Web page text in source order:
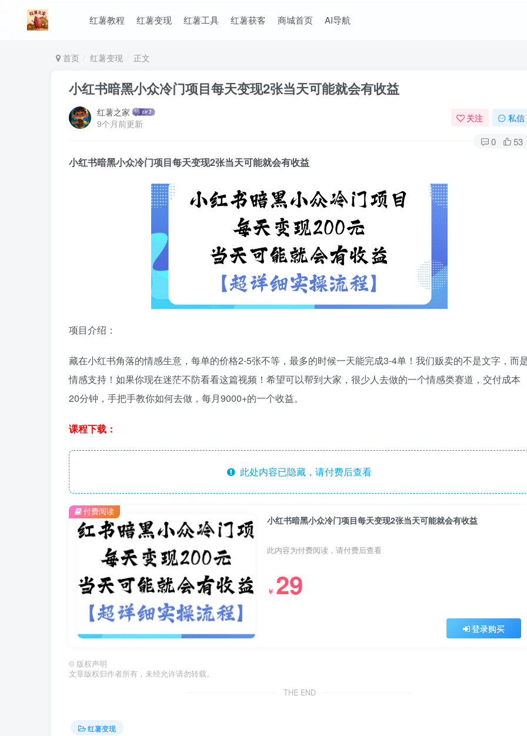
红薯教程 红薯变现 红薯工具 红薯获客 商城首页 AI导航
首页 红薯变现 正文
小红书暗黑小众冷门项目每天变现2张当天可能就会有收益
红薯之家
9个月前更新
关注 私信
0 53
小红书暗黑小众冷门项目每天变现2张当天可能就会有收益
项目介绍：
藏在小红书角落的情感生意，每单的价格2-5张不等，最多的时候一天能完成3-4单！我们贩卖的不是文字，而
情感支持！如果你现在迷茫不防看看这篇视频！希望可以帮到大家，很少人去做的一个情感类赛道，交付成本
20分钟，手把手教你如何去做，每月9000+的一个收益。
课程下载：
此处内容已隐藏，请付费后查看
小红书暗黑小众冷门项目每天变现2张当天可能就会有收益
此内容为付费阅读，请付费后查看
￥ 29
登录购买
付费阅读
© 版权声明
文章版权归作者所有，未经允许请勿转载。
THE END
红薯变现